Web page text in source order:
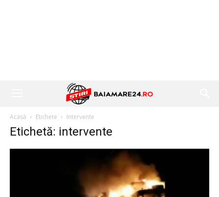
Acasă Etichete Intervente
Etichetă: intervente